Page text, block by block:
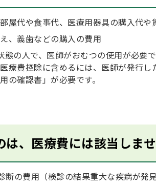
屋代や食事代、医療用器具の購入代や
、義歯などの購入の費用
態の人で、医師がおむつの使用が必要
医療費控除に含めるには、医師が発行
の確認書」が必要です。
は、医療費には該当しま
断の費用（検診の結果重大な疾病が発